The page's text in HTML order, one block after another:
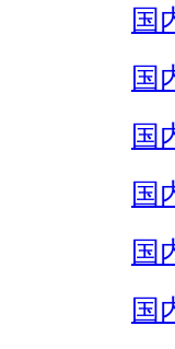
国
国
国
国
国
国